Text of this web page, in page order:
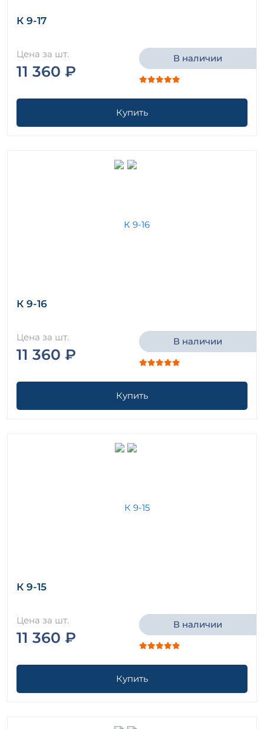
К 9-17
Цена за шт.
11 360 ₽
В наличии
Купить
К 9-16
Цена за шт.
11 360 ₽
В наличии
Купить
К 9-15
Цена за шт.
11 360 ₽
В наличии
Купить